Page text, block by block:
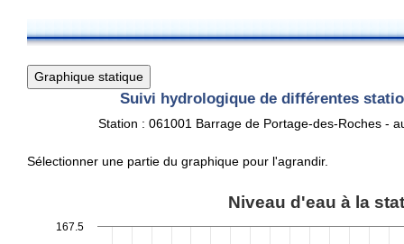
Suivi hydrologique de différentes
Station : 061001 Barrage de Portage-des-Roches -
Sélectionner une partie du graphique pour l'agrandir.
Line chart with 4 lines.
Niveau d'eau à la
167.5